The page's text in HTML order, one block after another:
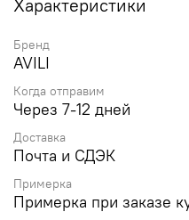
Характеристики
Бренд
AVILI
Когда отправим
Через 7-12 дней
Доставка
Почта и СДЭК
Примерка
Примерка при заказе